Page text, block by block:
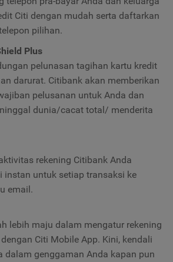
Citi dengan mudah serta daftarkan
pilihan.
Plus
pelunasan tagihan kartu kredit
darurat. Citibank akan memberikan
pelusanan untuk Anda dan
dunia/cacat total/ menderita
rekening Citibank Anda
instan untuk setiap transaksi ke
email.
lebih maju dalam mengatur rekening
Citi Mobile App. Kini, kendali
dalam genggaman Anda kapan pun